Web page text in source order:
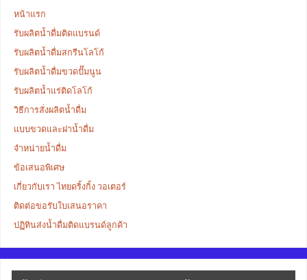
หน้าแรก
รับผลิตน้ำดื่มติดแบรนด์
รับผลิตน้ำดื่มสกรีนโลโก้
รับผลิตน้ำดื่มขวดปั๊มนูน
รับผลิตน้ำแร่ติดโลโก้
วิธีการสั่งผลิตน้ำดื่ม
แบบขวดและฝาน้ำดื่ม
จำหน่ายน้ำดื่ม
ข้อเสนอพิเศษ
เกี่ยวกับเรา ไทยดริ้งกิ้ง วอเตอร์
ติดต่อขอรับใบเสนอราคา
ปฏิทินส่งน้ำดื่มติดแบรนด์ลูกค้า